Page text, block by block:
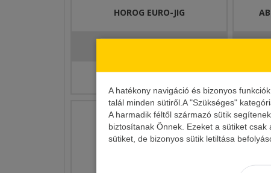
A hatékony navigáció és bizonyos
talál minden sütiről.A "Szükséges"
A harmadik féltől származó sütik
biztosítanak Önnek. Ezeket a sütiket
sütiket, de bizonyos sütik letiltása
HOROG EURO-JIG
Részletek